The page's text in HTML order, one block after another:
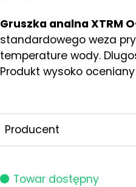
Gruszka analna XTRM
standardowego weza
temperature wody.
Produkt wysoko
Producent
Towar dostępny